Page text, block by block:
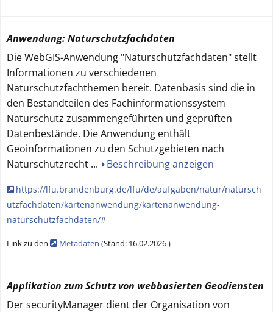
Anwendung: Naturschutzfachdaten
Die WebGIS-Anwendung "Naturschutzfachdaten" stellt
Informationen zu verschiedenen
Naturschutzfachthemen bereit. Datenbasis sind die in
den Bestandteilen des Fachinformationssystem
Naturschutz zusammengeführten und geprüften
Datenbestände. Die Anwendung enthält
Geoinformationen zu den Schutzgebieten nach
Naturschutzrecht ... Beschreibung anzeigen
https://lfu.brandenburg.de/lfu/de/aufgaben/natur/natursch
utzfachdaten/kartenanwendung/kartenanwendung-
naturschutzfachdaten/#
Link zu den Metadaten (Stand: 16.02.2026)
Applikation zum Schutz von webbasierten Geodiensten
Der securityManager dient der Organisation von